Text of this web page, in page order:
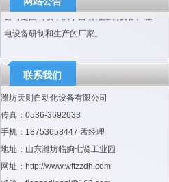
公司是国内较早从事自动化控制设备、磁
电设备研制和生产的厂家。
联系我们
潍坊天则自动化设备有限公司
传真：0536-3692633
手机：18753658447 孟经理
地址：山东潍坊临朐七贤工业园
网址：http://www.wftzzdh.com